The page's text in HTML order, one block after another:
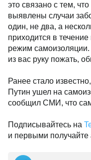
это связано с тем,
выявлены случаи
один, не два, а
приходится в
режим
из вас руку пожать,
Ранее стало
Путин ушел на
сообщил СМИ, что
Подписывайтесь на
и первыми